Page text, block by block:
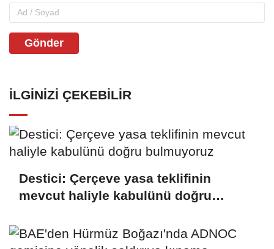
Gönder
İLGINIZI ÇEKEBILIR
Destici: Çerçeve yasa teklifinin
mevcut haliyle kabulünü doğru